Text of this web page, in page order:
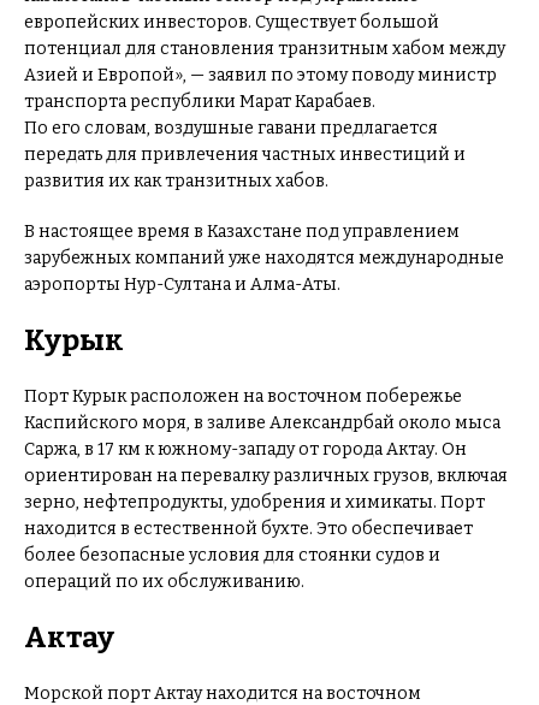
европейских инвесторов. Существует большой
потенциал для становления транзитным хабом между
Азией и Европой», — заявил по этому поводу министр
транспорта республики Марат Карабаев.
По его словам, воздушные гавани предлагается
передать для привлечения частных инвестиций и
развития их как транзитных хабов.
В настоящее время в Казахстане под управлением
зарубежных компаний уже находятся международные
аэропорты Нур-Султана и Алма-Аты.
Курык
Порт Курык расположен на восточном побережье
Каспийского моря, в заливе Александрбай около мыса
Саржа, в 17 км к южному-западу от города Актау. Он
ориентирован на перевалку различных грузов, включая
зерно, нефтепродукты, удобрения и химикаты. Порт
находится в естественной бухте. Это обеспечивает
более безопасные условия для стоянки судов и
операций по их обслуживанию.
Актау
Морской порт Актау находится на восточном